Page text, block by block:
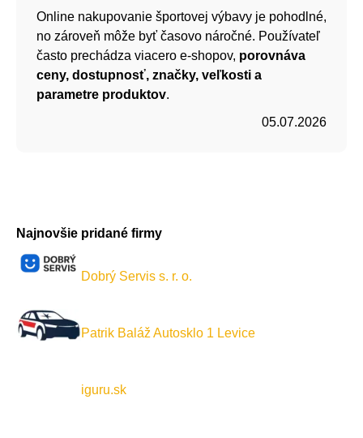
Online nakupovanie športovej výbavy je pohodlné,
no zároveň môže byť časovo náročné. Používateľ
často prechádza viacero e-shopov, porovnáva
ceny, dostupnosť, značky, veľkosti a
parametre produktov.
05.07.2026
Najnovšie pridané firmy
Dobrý Servis s. r. o.
Patrik Baláž Autosklo 1 Levice
iguru.sk